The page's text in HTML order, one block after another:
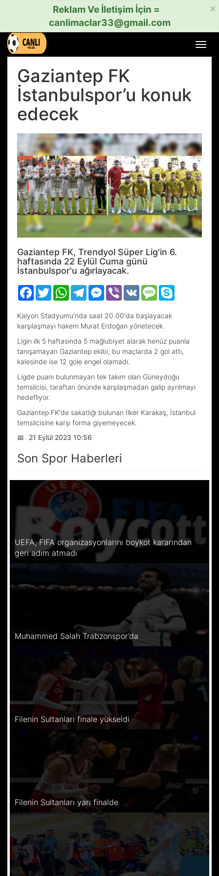
×
Reklam Ve İletişim İçin =
canlimaclar33@gmail.com
aç
Gaziantep FK
İstanbulspor’u konuk
edecek
Gaziantep FK, Trendyol Süper Lig'in 6.
haftasında 22 Eylül Cuma günü
İstanbulspor'u ağırlayacak.
Facebook
TwitterWhatsAppTelegramMessenger
Viber VK Message
Kalyon Stadyumu'nda saat 20.00'da başlayacak
karşılaşmayı hakem Murat Erdoğan yönetecek.
Ligin ilk 5 haftasında 5 mağlubiyet alarak henüz puanla
tanışamayan Gaziantep ekibi, bu maçlarda 2 gol attı,
kalesinde ise 12 gole engel olamadı.
Ligde puanı bulunmayan tek takım olan Güneydoğu
temsilcisi, taraftarı önünde karşılaşmadan galip ayrılmayı
hedefliyor.
Gaziantep FK'de sakatlığı bulunan İlker Karakaş, İstanbul
temsilcisine karşı forma giyemeyecek.
📅
21 Eylül 2023 10:56
Son Spor Haberleri
UEFA, FIFA organizasyonlarını boykot kararından
geri adım atmadı
Muhammed Salah Trabzonspor’da
Filenin Sultanları finale yükseldi
Filenin Sultanları yarı finalde